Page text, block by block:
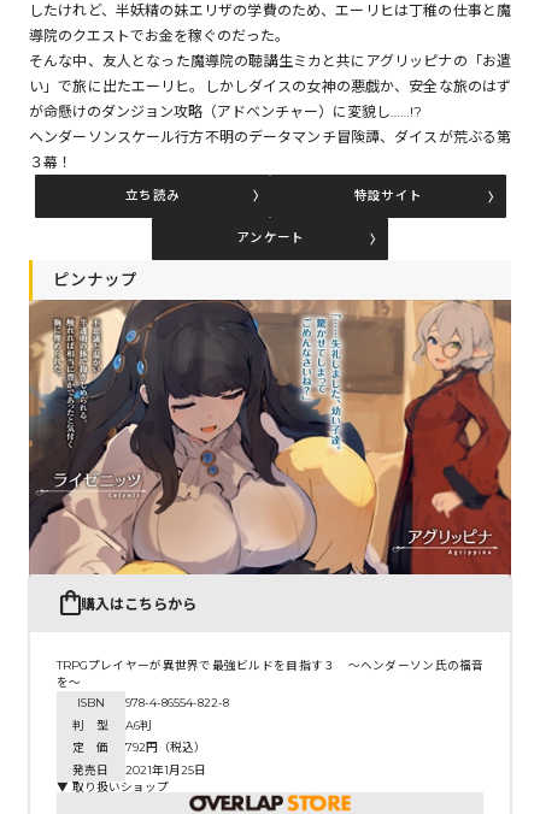
コミックパルフェ
したけれど、半妖精の妹エリザの学費のため、エーリヒは丁稚の仕事と魔
導院のクエストでお金を稼ぐのだった。
そんな中、友人となった魔導院の聴講生ミカと共にアグリッピナの「お遣
い」で旅に出たエーリヒ。しかしダイスの女神の悪戯か、安全な旅のはず
が命懸けのダンジョン攻略（アドベンチャー）に変貌し……!?
ヘンダーソンスケール行方不明のデータマンチ冒険譚、ダイスが荒ぶる第
３幕！
立ち読み 特設サイト
アンケート
ピンナップ
購入はこちらから
TRPGプレイヤーが異世界で最強ビルドを目指す３ ～ヘンダーソン氏の福音
を～
ISBN
978-4-86554-822-8
判 型
A6判
定 価
792円（税込）
発売日
2021年1月25日
▼ 取り扱いショップ